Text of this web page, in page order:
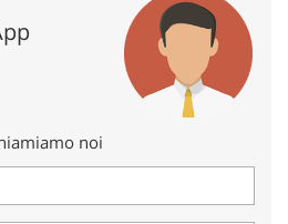
noidell'esperienza utente